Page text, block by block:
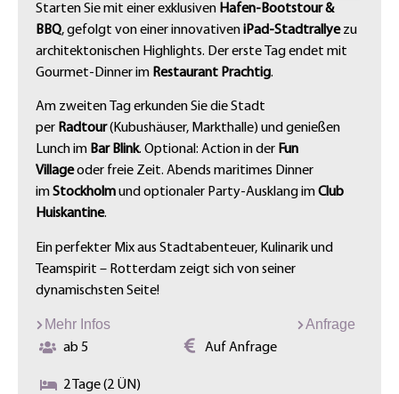
Starten Sie mit einer exklusiven Hafen-Bootstour &
BBQ, gefolgt von einer innovativeniPad-Stadtrallyezu
architektonischen Highlights. Der erste Tag endet mit
Gourmet-Dinner im Restaurant Prachtig.
Am zweiten Tag erkunden Sie die Stadt
per Radtour(Kubushäuser, Markthalle) und genießen
Lunch im Bar Blink. Optional: Action in der Fun
Villageoder freie Zeit. Abends maritimes Dinner
imStockholmund optionaler Party-Ausklang imClub
Huiskantine.
Ein perfekter Mix aus Stadtabenteuer, Kulinarik und
Teamspirit – Rotterdam zeigt sich von seiner
dynamischsten Seite!
Mehr Infos
Anfrage
ab 5
Auf Anfrage
2 Tage (2 ÜN)